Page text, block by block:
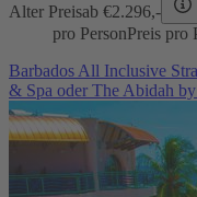
Alter Preisab €2.296,-
pro PersonPreis pro
Barbados All Inclusive
& Spa oder The Abidah